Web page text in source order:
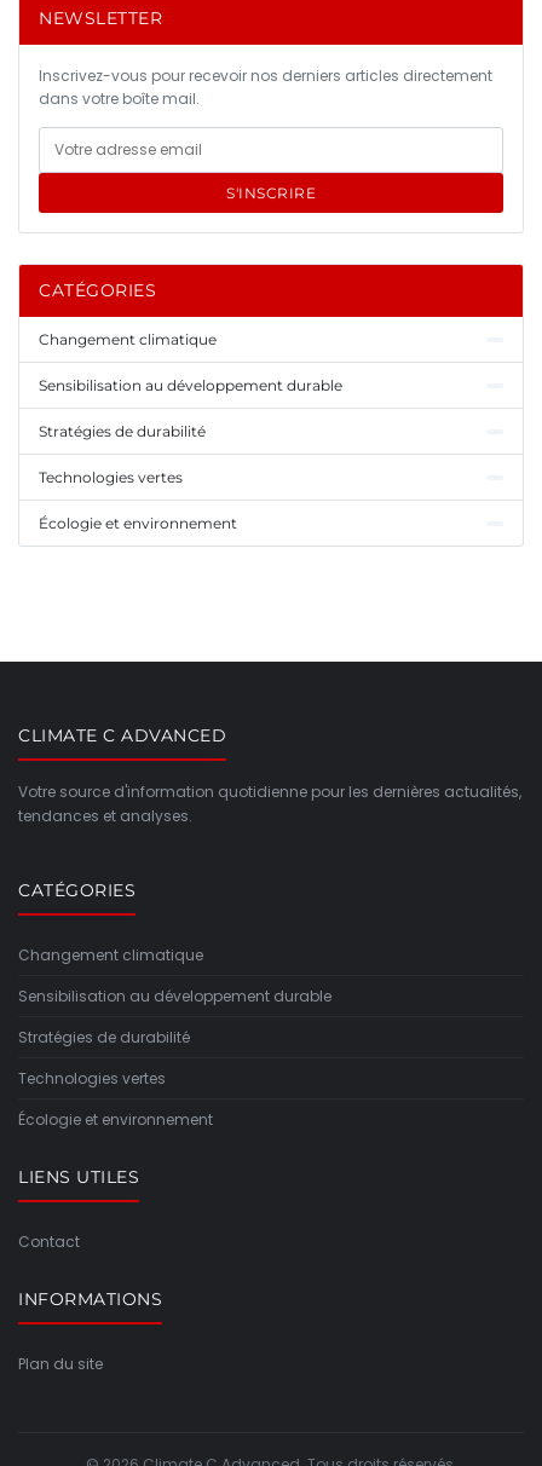
NEWSLETTER
Inscrivez-vous pour recevoir nos derniers articles directement
dans votre boîte mail.
S'INSCRIRE
CATÉGORIES
Changement climatique
Sensibilisation au développement durable
Stratégies de durabilité
Technologies vertes
Écologie et environnement
CLIMATE C ADVANCED
Votre source d'information quotidienne pour les dernières actualités,
tendances et analyses.
CATÉGORIES
Changement climatique
Sensibilisation au développement durable
Stratégies de durabilité
Technologies vertes
Écologie et environnement
LIENS UTILES
Contact
INFORMATIONS
Plan du site